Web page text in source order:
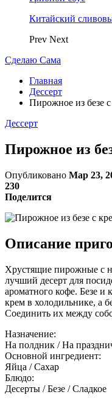
Китайский
Prev Next
Сделаю Сама
Главная
Дессерт
Пирожное из безе
Дессерт
Пирожное из
Опубликовано Мар 23,
230
Поделится
Описание
Хрустящие пирожные с
лучший десерт для
ароматного кофе. Безе и
крем в холодильнике, а
Соединить их между
Назначение:
На полдник / На
Основной ингредиент:
Яйца / Сахар
Блюдо:
Десерты / Безе / Сладкое